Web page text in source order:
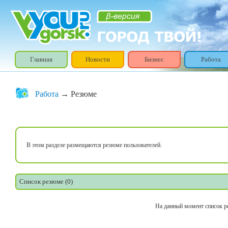
Главная Новости Бизнес Работа
Работа → Резюме
В этом разделе размещаются резюме пользователей.
Список резюме (0)
На данный момент список